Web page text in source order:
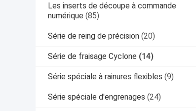
Les inserts de découpe à commande
numérique (85)
Série de reing de précision (20)
Série de fraisage Cyclone (14)
Série spéciale à rainures flexibles (9)
Série spéciale d'engrenages (24)